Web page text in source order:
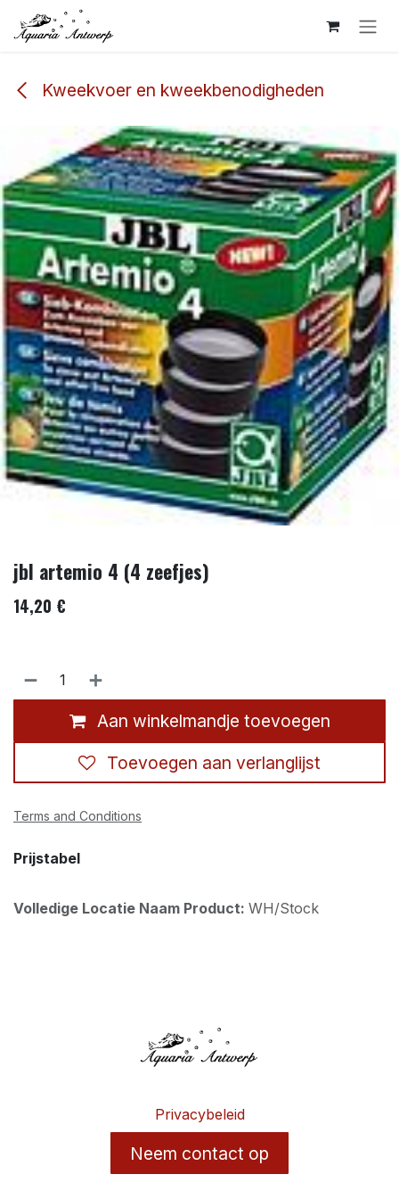
Overslaan naar inhoud
Kweekvoer en kweekbenodigheden
jbl artemio 4 (4 zeefjes)
14,20 €
Aan winkelmandje toevoegen
Toevoegen aan verlanglijst
Terms and Conditions
Prijstabel
Volledige Locatie Naam Product: WH/Stock
Privacybeleid
Neem contact op